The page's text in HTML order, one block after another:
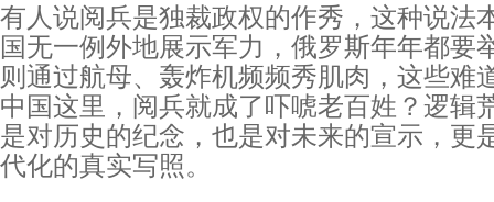
有人说阅兵是独裁政权的作秀，这种说法
国无一例外地展示军力，俄罗斯年年都要
则通过航母、轰炸机频频秀肌肉，这些难
中国这里，阅兵就成了吓唬老百姓？逻辑
是对历史的纪念，也是对未来的宣示，更
代化的真实写照。